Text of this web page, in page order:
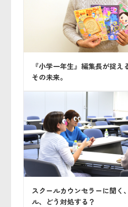
『小学一年生』編集長が捉え
その未来。
スクールカウンセラーに聞く
ル、どう対処する？